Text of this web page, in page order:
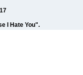
I Hate You".